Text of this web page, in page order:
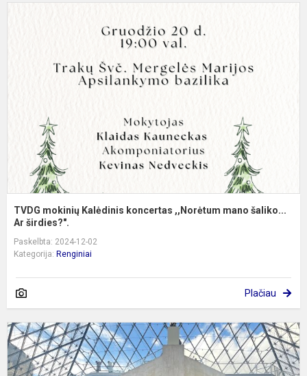
TVDG mokinių Kalėdinis koncertas ,,Norėtum mano šaliko...
Ar širdies?".
Paskelbta: 2024-12-02
Kategorija: Renginiai
Plačiau